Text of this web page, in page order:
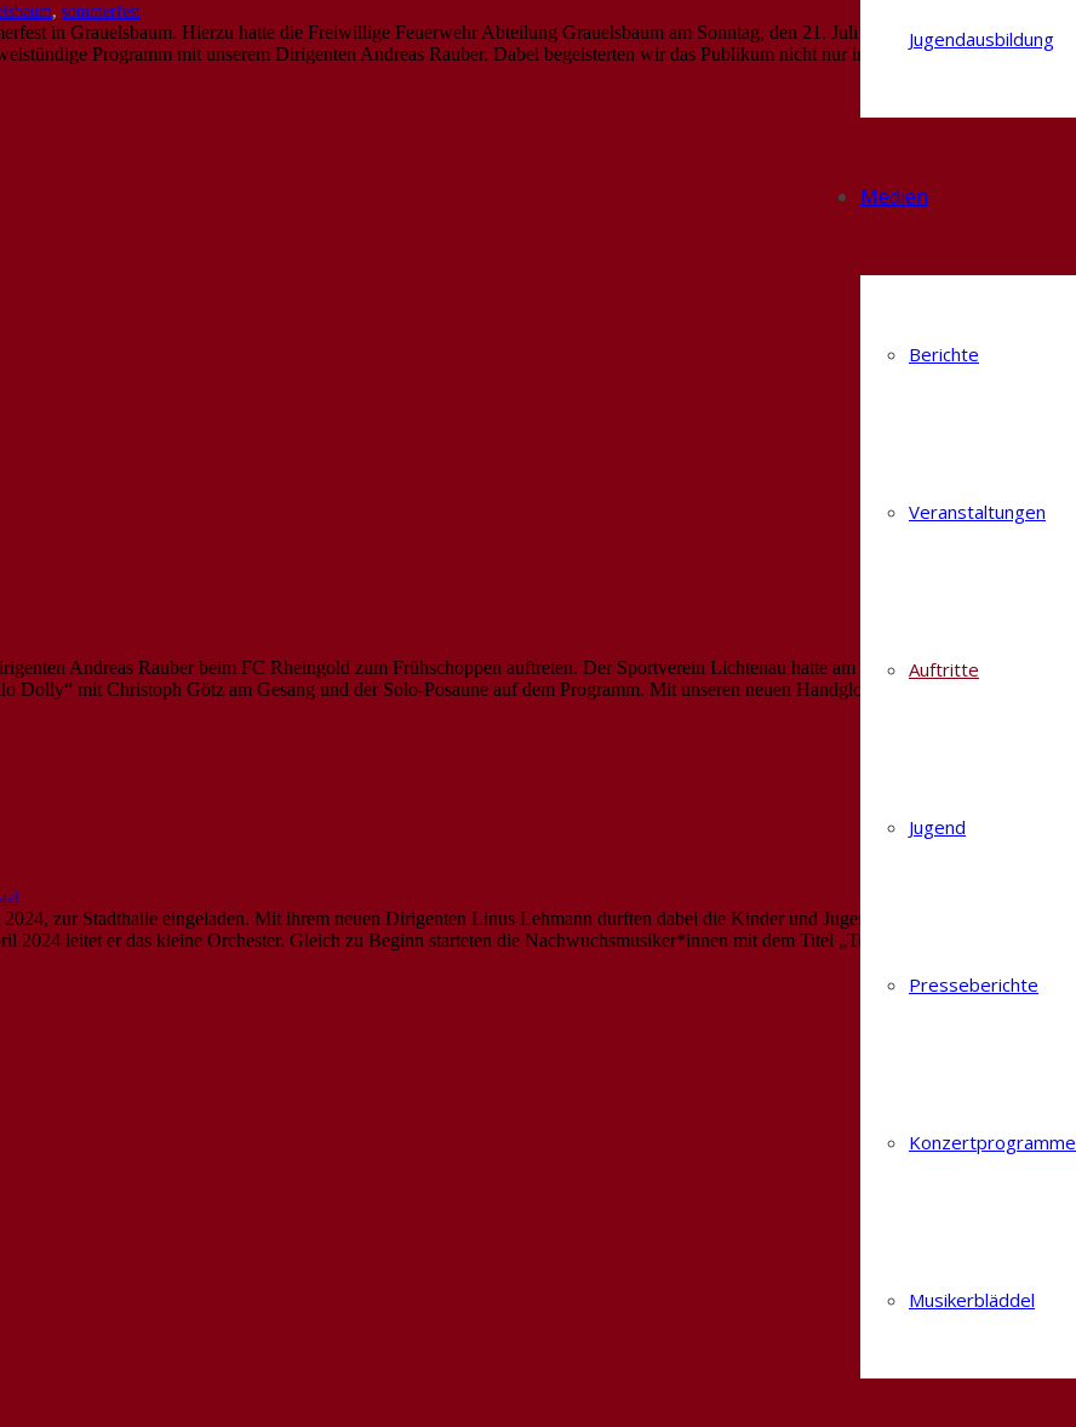
Jugendausbildung
Medien
Berichte
Veranstaltungen
Auftritte
Jugend
Presseberichte
Konzertprogramme
Musikerbläddel
, sommerfest
in Grauelsbaum. Hierzu hatte die Freiwillige Feuerwehr Abteilung Grauelsbaum am Sonntag, den 21. Juli 2024, eingeladen. Mit
Programm mit unserem Dirigenten Andreas Rauber. Dabei begeisterten wir das Publikum nicht nur im ersten Teil.…
Andreas Rauber beim FC Rheingold zum Frühschoppen auftreten. Der Sportverein Lichtenau hatte am Wochenende zum
Dolly“ mit Christoph Götz am Gesang und der Solo-Posaune auf dem Programm. Mit unseren neuen Handglocken bei der
zur Stadthalle eingeladen. Mit ihrem neuen Dirigenten Linus Lehmann durften dabei die Kinder und Jugendlichen unserer
leitet er das kleine Orchester. Gleich zu Beginn starteten die Nachwuchsmusiker*innen mit dem Titel „Total Eclipse oft he heart“.